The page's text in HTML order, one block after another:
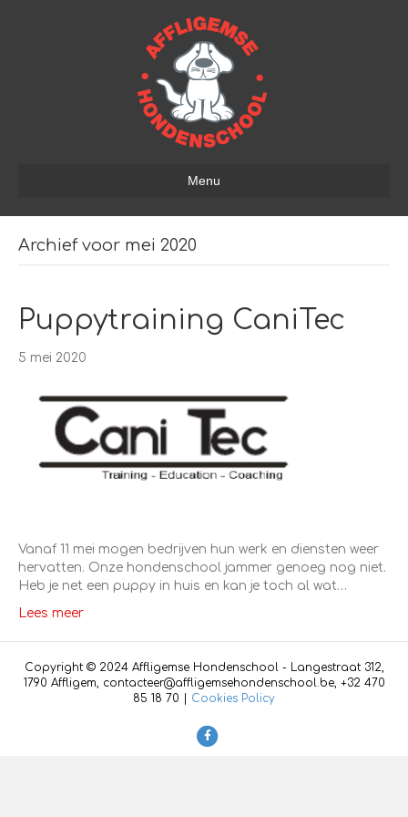
Menu
Archief voor mei 2020
Puppytraining CaniTec
5 mei 2020
Vanaf 11 mei mogen bedrijven hun werk en diensten weer
hervatten. Onze hondenschool jammer genoeg nog niet.
Heb je net een puppy in huis en kan je toch al wat…
Lees meer
Copyright © 2024 Affligemse Hondenschool - Langestraat 312,
1790 Affligem, contacteer@affligemsehondenschool.be, +32 470
85 18 70 | Cookies Policy
F